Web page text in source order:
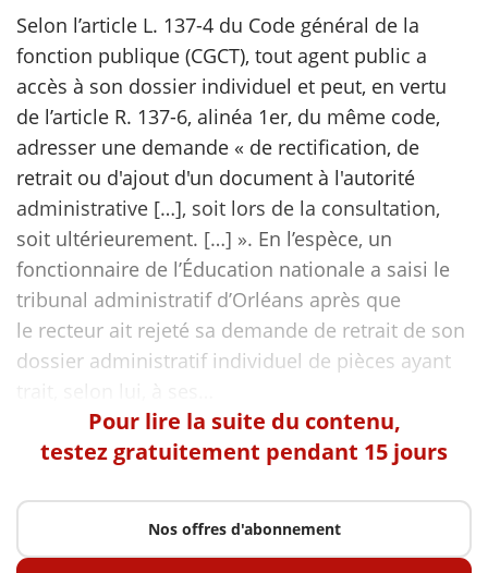
Selon l’article L. 137-4 du Code général de la
fonction publique (CGCT), tout agent public a
accès à son dossier individuel et peut, en vertu
de l’article R. 137-6, alinéa 1er, du même code,
adresser une demande « de rectification, de
retrait ou d'ajout d'un document à l'autorité
administrative […], soit lors de la consultation,
soit ultérieurement. […] ». En l’espèce, un
fonctionnaire de l’Éducation nationale a saisi le
tribunal administratif d’Orléans après que
le recteur ait rejeté sa demande de retrait de son
dossier administratif individuel de pièces ayant
Pour lire la suite du contenu,
testez gratuitement pendant 15 jours
Nos offres d'abonnement